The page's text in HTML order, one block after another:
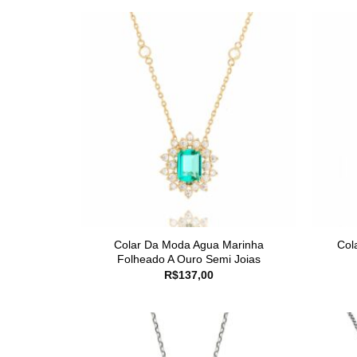
Colar Da Moda Agua Marinha
Folheado A Ouro Semi Joias
R$137,00